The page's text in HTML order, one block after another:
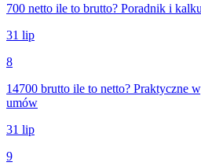
700 netto ile to brutto? Poradnik i
31 lip
8
14700 brutto ile to netto? Praktyczne
umów
31 lip
9